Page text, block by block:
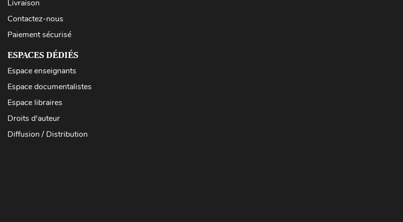
Livraison
Contactez-nous
Paiement sécurisé
ESPACES DÉDIÉS
Espace enseignants
Espace documentalistes
Espace libraires
Droits d'auteur
Diffusion / Distribution